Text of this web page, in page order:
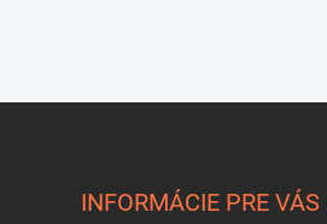
INFORMÁCIE PRE VÁS